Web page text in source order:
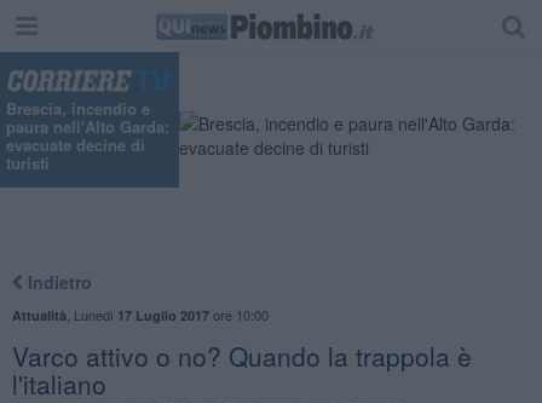
Brescia, incendio e
paura nell'Alto Garda:
evacuate decine di
turisti
Indietro
Attualità Lunedì 17 Luglio 2017ore 10:00
Varco attivo o no? Quando la trappola è
l'italiano